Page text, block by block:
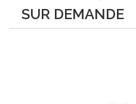
SUR DEMANDE
par ses finitions de très haut
Le bois de mélèze...